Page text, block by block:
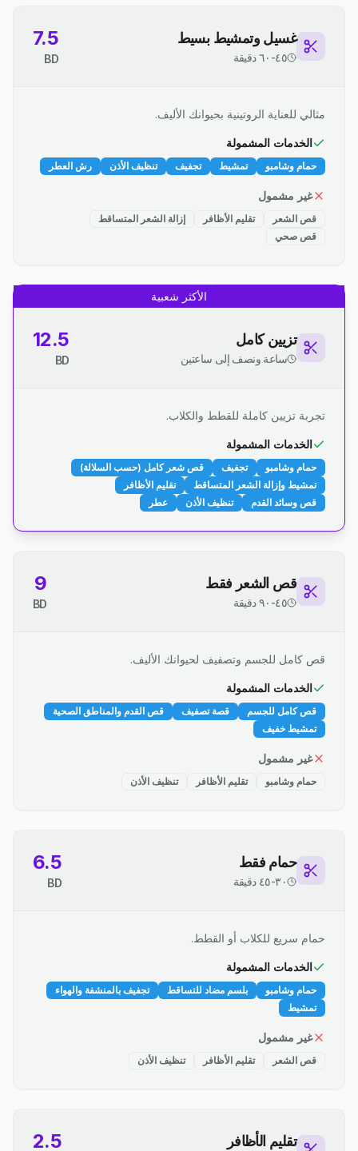
غسيل وتمشيط بسيط
٤٥-٦٠ دقيقة
7.5
BD
مثالي للعناية الروتينية بحيوانك الأليف.
الخدمات المشمولة
حمام وشامبو تمشيط تجفيف تنظيف الأذن رش العطر
غير مشمول
قص الشعر تقليم الأظافر
إزالة الشعر المتساقط
قص صحي
الأكثر شعبية
تزيين كامل
ساعة ونصف إلى ساعتين
12.5
BD
تجربة تزيين كاملة للقطط والكلاب.
الخدمات المشمولة
حمام وشامبو تجفيف
قص شعر كامل (حسب السلالة)
تمشيط وإزالة الشعر المتساقط
تقليم الأظافر
قص وسائد القدم
تنظيف الأذن عطر
قص الشعر فقط
٤٥-٩٠ دقيقة
9
BD
قص كامل للجسم وتصفيف لحيوانك الأليف.
الخدمات المشمولة
قص كامل للجسم قصة تصفيف
قص القدم والمناطق الصحية
تمشيط خفيف
غير مشمول
حمام وشامبو تقليم الأظافر تنظيف الأذن
حمام فقط
٣٠-٤٥ دقيقة
6.5
BD
حمام سريع للكلاب أو القطط.
الخدمات المشمولة
حمام وشامبو بلسم مضاد للتساقط
تجفيف بالمنشفة والهواء
تمشيط
غير مشمول
قص الشعر تقليم الأظافر تنظيف الأذن
تقليم الأظافر 2.5